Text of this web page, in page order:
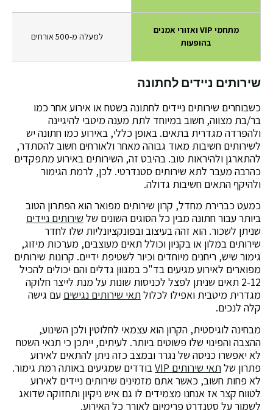
מתחמי VIP ואזורי אמנים
בהופעות
למעלה מ-500 אורחים
שירותים ניידים לחתונה
כשבוחרים שירותים ניידים לחתונה בשטח או אירוע אחר כמו
בר/בת מצווה, חשוב במיוחד לתת מענה מיטבי להיגיינה
ולהפרדה מגדרית בתאים. באופן כללי, באירוע כמו חתונה יש
לשירותים חשיבות מאוד גבוהה מאחר ולאורחים חשוב להסתדר,
להתארגן ולהיראות טוב. בהיבט זה, השירותים באירוע מתפקדים
כהרבה מעבר לתא שירותים סטנדרטי. לכן, לרמת הגימור
ולהיקף התאים חשיבות גדולה.
כמעט כברירת מחדל, קרון שירותים מפואר הוא הפתרון הטוב
ביותר עבור חתונה מבין כל הסוגים השונים של שירותים ניידים
שניתן לשכור. הוא זהה בעיצוב ובפונקציונליות שלו לחדר
שירותים במלון או בקניון וכולל תאים מעוצבים, מערכות מיזוג,
גימור שיש, ריחנים מיוחדים וכיור לשטיפת ידיים. קרונות שירותים
מפוארים לאירוע מגיעים בד"כ במגוון גדלים והם יכולים להכיל
2-12 תאים שניתן לפצל לכניסות שונות על מנת לייצר חלוקה
מגדרית מיטבית ואפילו לכלול תאי שירותים נגישים עם גישה
קלה לנכים.
מבחינה לוגיסטית, הקרון הוא עצמאי לחלוטין ולכן השינוע,
ההצבה והפינוי שלו פשוטים ביותר. לעיתים, ייתכן כי תנאי השטח
לא יאפשרו כניסה של נגרר ובמצב כזה ניתן להתאים לאירוע
פתרון של תאי שירותים VIP
בודדים שמגיעים באותה רמת גימור.
לא פחות חשוב, כאשר אתם מזמינים שירותים ניידים לאירוע
לטווח קצר אז אנחנו מצמידים לו גם איש ניקיון ותחזוקה שדואג
לשמור על סטנדרט פרימיום לאורך כל האירוע.